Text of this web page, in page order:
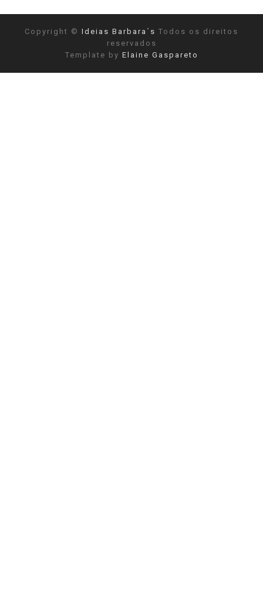
Copyright © Ideias Barbara´s Todos os direitos
reservados
Template by Elaine Gaspareto